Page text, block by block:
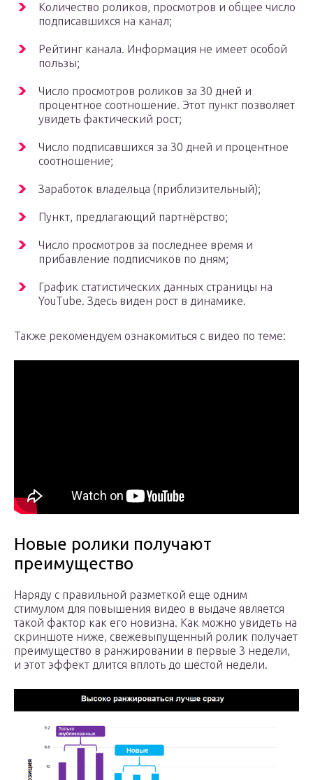
Количество роликов, просмотров и общее число
подписавшихся на канал;
Рейтинг канала. Информация не имеет особой
пользы;
Число просмотров роликов за 30 дней и
процентное соотношение. Этот пункт позволяет
увидеть фактический рост;
Число подписавшихся за 30 дней и процентное
соотношение;
Заработок владельца (приблизительный);
Пункт, предлагающий партнёрство;
Число просмотров за последнее время и
прибавление подписчиков по дням;
График статистических данных страницы на
YouTube. Здесь виден рост в динамике.
Также рекомендуем ознакомиться с видео по теме:
Новые ролики получают
преимущество
Наряду с правильной разметкой еще одним
стимулом для повышения видео в выдаче является
такой фактор как его новизна. Как можно увидеть на
скриншоте ниже, свежевыпущенный ролик получает
преимущество в ранжировании в первые 3 недели,
и этот эффект длится вплоть до шестой недели.